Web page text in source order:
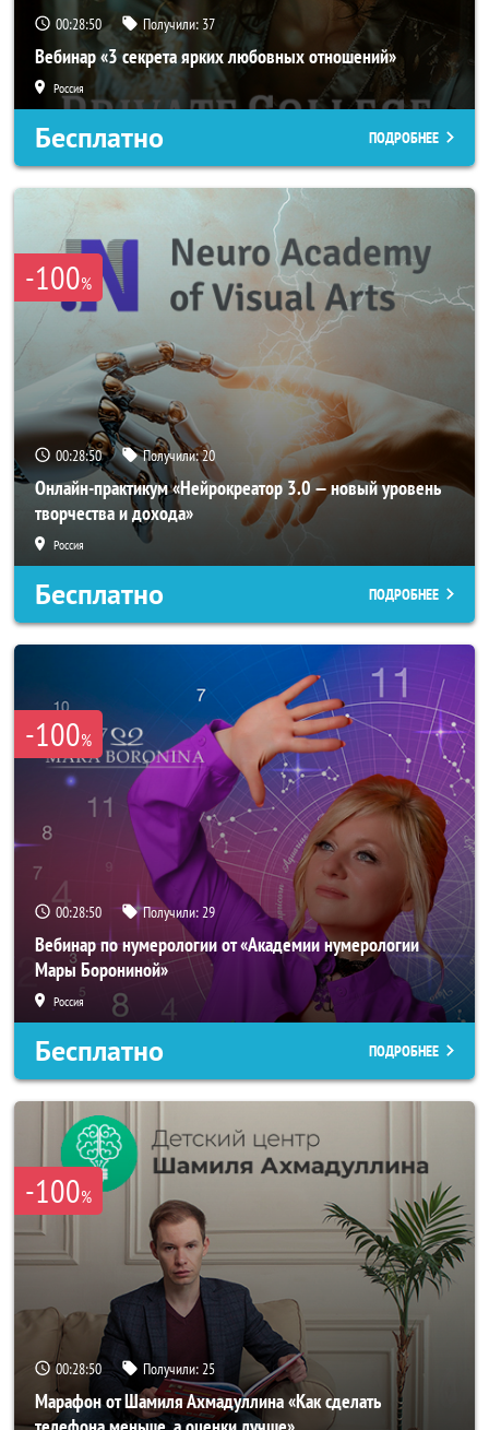
00:28:47 Получили: 37
Вебинар «3 секрета ярких любовных отношений»
Россия
Бесплатно ПОДРОБНЕЕ
-100%
00:28:47 Получили:20
Онлайн-практикум «Нейрокреатор 3.0 — новый уровень
творчества и дохода»
Россия
Бесплатно ПОДРОБНЕЕ
-100%
00:28:47 Получили:29
Вебинар по нумерологии от «Академии нумерологии
Мары Борониной»
Россия
Бесплатно ПОДРОБНЕЕ
-100%
00:28:47 Получили:25
Марафон от Шамиля Ахмадуллина «Как сделать